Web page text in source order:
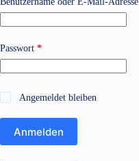
Passwort *Erforderlich
Angemeldet bleiben
Anmelden